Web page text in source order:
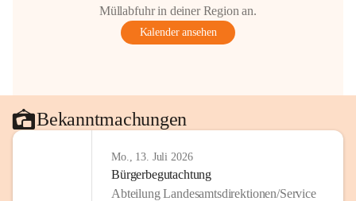
Müllabfuhr in deiner Region an.
Kalender ansehen
Bekanntmachungen
Mo., 13. Juli 2026
Bürgerbegutachtung
Abteilung Landesamtsdirektionen/Service